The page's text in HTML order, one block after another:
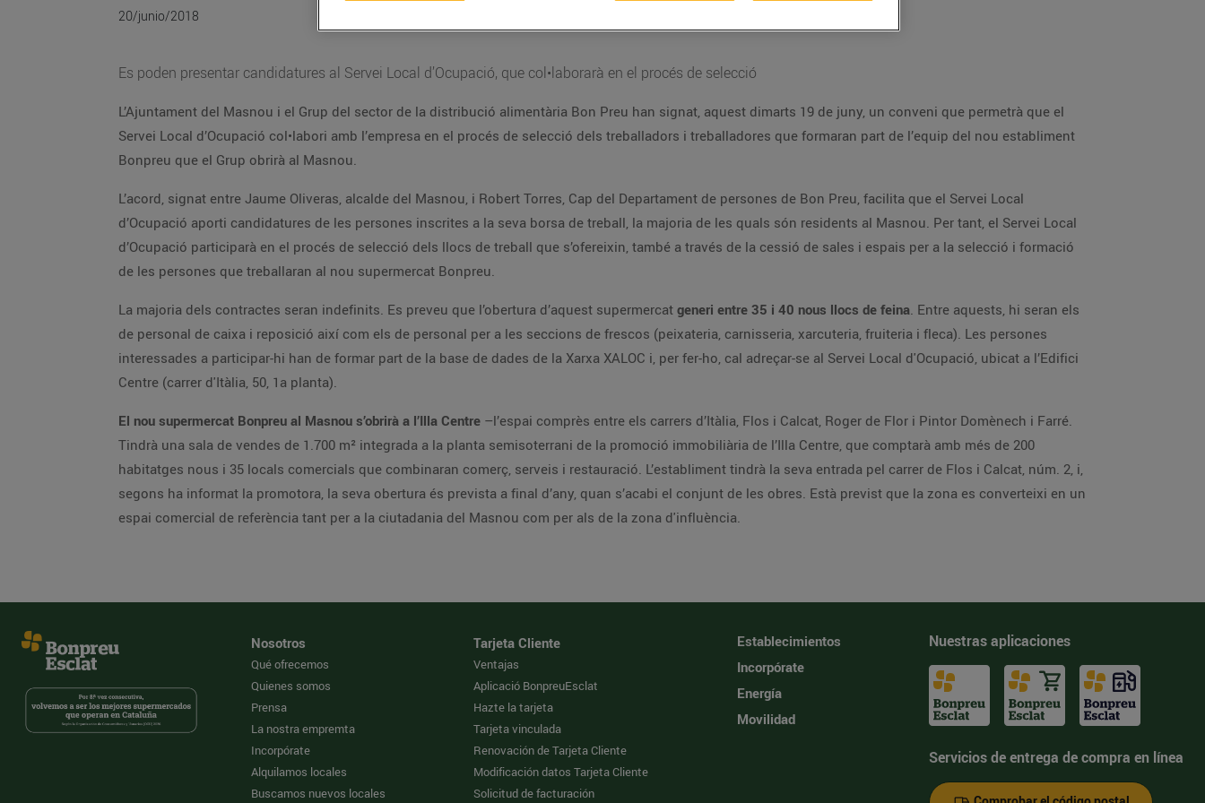
20/junio/2018
Es poden presentar candidatures al Servei Local d’Ocupació, que col•laborarà en el procés de selecció
L’Ajuntament del Masnou i el Grup del sector de la distribució alimentària Bon Preu han signat, aquest dimarts 19 de juny, un conveni que permetrà que el
Servei Local d’Ocupació col•labori amb l’empresa en el procés de selecció dels treballadors i treballadores que formaran part de l’equip del nou establiment
Bonpreu que el Grup obrirà al Masnou.
L’acord, signat entre Jaume Oliveras, alcalde del Masnou, i Robert Torres, Cap del Departament de persones de Bon Preu, facilita que el Servei Local
d’Ocupació aporti candidatures de les persones inscrites a la seva borsa de treball, la majoria de les quals són residents al Masnou. Per tant, el Servei Local
d’Ocupació participarà en el procés de selecció dels llocs de treball que s’ofereixin, també a través de la cessió de sales i espais per a la selecció i formació
de les persones que treballaran al nou supermercat Bonpreu.
La majoria dels contractes seran indefinits. Es preveu que l’obertura d’aquest supermercat generi entre 35 i 40 nous llocs de feina. Entre aquests, hi seran els
de personal de caixa i reposició així com els de personal per a les seccions de frescos (peixateria, carnisseria, xarcuteria, fruiteria i fleca). Les persones
interessades a participar-hi han de formar part de la base de dades de la Xarxa XALOC i, per fer-ho, cal adreçar-se al Servei Local d'Ocupació, ubicat a l’Edifici
Centre (carrer d'Itàlia, 50, 1a planta).
El nou supermercat Bonpreu al Masnou s’obrirà a l’Illa Centre –l’espai comprès entre els carrers d’Itàlia, Flos i Calcat, Roger de Flor i Pintor Domènech i Farré.
Tindrà una sala de vendes de 1.700 m² integrada a la planta semisoterrani de la promoció immobiliària de l’Illa Centre, que comptarà amb més de 200
habitatges nous i 35 locals comercials que combinaran comerç, serveis i restauració. L’establiment tindrà la seva entrada pel carrer de Flos i Calcat, núm. 2, i,
segons ha informat la promotora, la seva obertura és prevista a final d’any, quan s’acabi el conjunt de les obres. Està previst que la zona es converteixi en un
espai comercial de referència tant per a la ciutadania del Masnou com per als de la zona d'influència.
Nosotros
Qué ofrecemos
Quienes somos
Prensa
La nostra empremta
Incorpórate
Alquilamos locales
Buscamos nuevos locales
Tarjeta Cliente
Ventajas
Aplicació BonpreuEsclat
Hazte la tarjeta
Tarjeta vinculada
Renovación de Tarjeta Cliente
Modificación datos Tarjeta Cliente
Solicitud de facturación
Establecimientos
Incorpórate
Energía
Movilidad
Nuestras aplicaciones
Servicios de entrega de compra en línea